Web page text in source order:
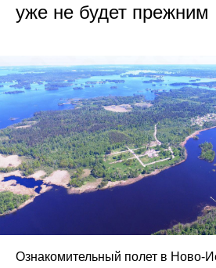
уже не будет прежним
Ознакомительный полет в Ново-